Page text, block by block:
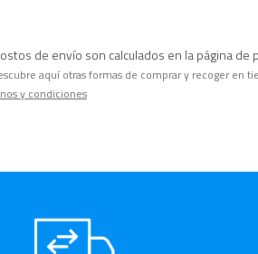
de envío son calculados en la página de
aquí otras formas de comprar y recoger en
y condiciones